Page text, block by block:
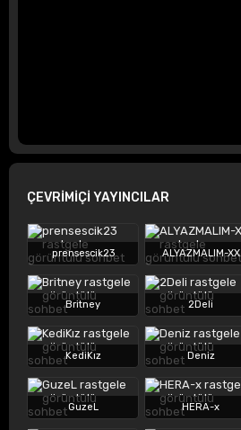
ÇEVRİMİÇİ YAYINCILAR
prensescik23 ALYAZMALIM-XX
Britney 2Deli
KediKız Deniz
GuzeL HERA-x